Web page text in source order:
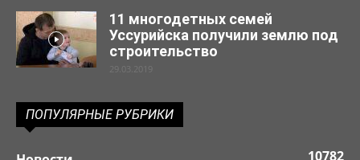
11 многодетных семей
Уссурийска получили землю под
строительство
29.03.2019
ПОПУЛЯРНЫЕ РУБРИКИ
10782